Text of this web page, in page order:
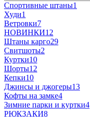
Спортивные штаны1
Худи1
Ветровки7
НОВИНКИ12
Штаны карго29
Свитшоты2
Куртки10
Шорты12
Кепки10
Джинсы и джогеры13
Кофты на замке4
Зимние парки и куртки4
РЮКЗАКИ8